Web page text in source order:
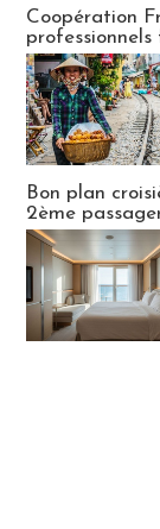
Coopération
Bon plan
2ème